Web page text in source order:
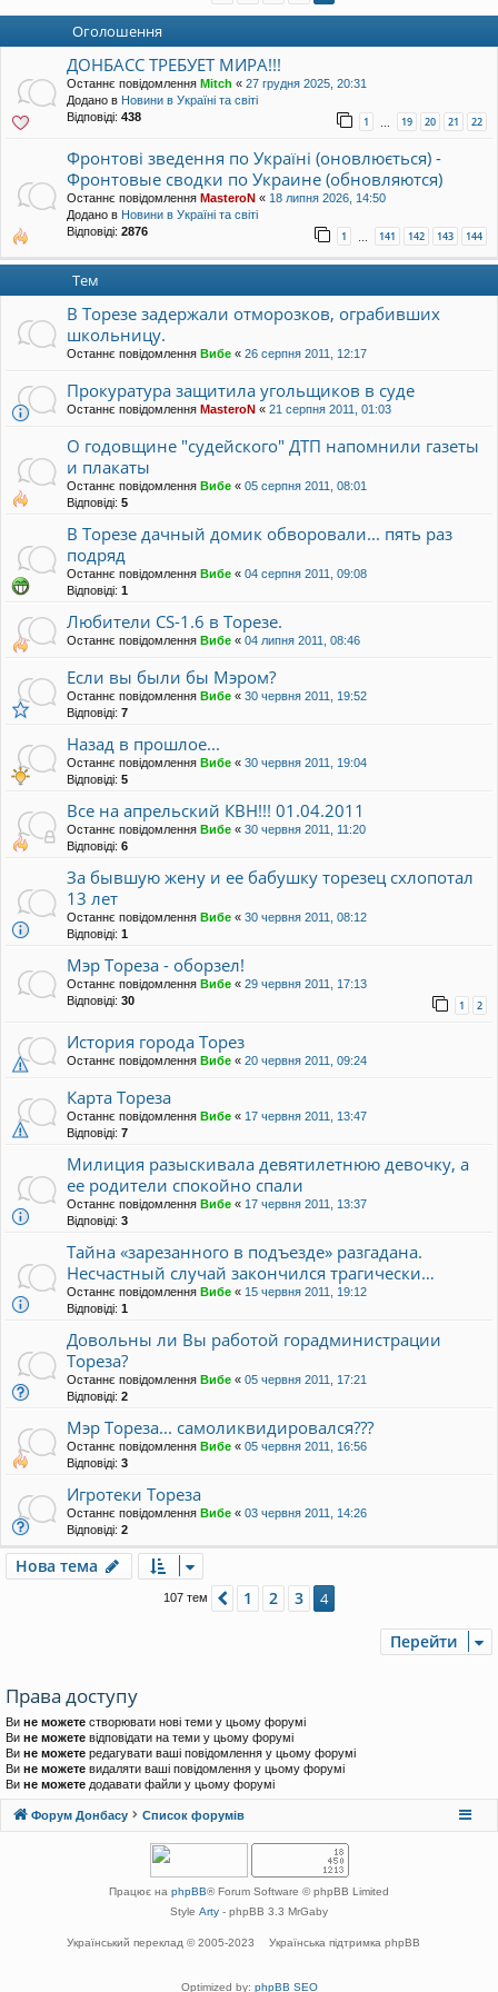
уп
Оголошення
ДОНБАСС ТРЕБУЕТ МИРА!!!
Останнє повідомлення Mitch « 27 грудня 2025, 20:31
Додано в Новини в Україні та світі
Відповіді: 438 1 … 19 20 21 22
Фронтові зведення по Україні (оновлюється) -
Фронтовые сводки по Украине (обновляются)
Останнє повідомлення MasteroN « 18 липня 2026, 14:50
Додано в Новини в Україні та світі
Відповіді: 2876 1 … 141 142 143 144
Тем
В Торезе задержали отморозков, ограбивших
школьницу.
Останнє повідомлення Вибе « 26 серпня 2011, 12:17
Прокуратура защитила угольщиков в суде
Останнє повідомлення MasteroN « 21 серпня 2011, 01:03
О годовщине "судейского" ДТП напомнили газеты
и плакаты
Останнє повідомлення Вибе « 05 серпня 2011, 08:01
Відповіді: 5
В Торезе дачный домик обворовали... пять раз
подряд
Останнє повідомлення Вибе « 04 серпня 2011, 09:08
Відповіді: 1
Любители СS-1.6 в Торезе.
Останнє повідомлення Вибе « 04 липня 2011, 08:46
Если вы были бы Мэром?
Останнє повідомлення Вибе « 30 червня 2011, 19:52
Відповіді: 7
Назад в прошлое...
Останнє повідомлення Вибе « 30 червня 2011, 19:04
Відповіді: 5
Все на апрельский КВН!!! 01.04.2011
Останнє повідомлення Вибе « 30 червня 2011, 11:20
Відповіді: 6
За бывшую жену и ее бабушку торезец схлопотал
13 лет
Останнє повідомлення Вибе « 30 червня 2011, 08:12
Відповіді: 1
Мэр Тореза - оборзел!
Останнє повідомлення Вибе « 29 червня 2011, 17:13
Відповіді: 30 1 2
История города Торез
Останнє повідомлення Вибе « 20 червня 2011, 09:24
Карта Тореза
Останнє повідомлення Вибе « 17 червня 2011, 13:47
Відповіді: 7
Милиция разыскивала девятилетнюю девочку, а
ее родители спокойно спали
Останнє повідомлення Вибе « 17 червня 2011, 13:37
Відповіді: 3
Тайна «зарезанного в подъезде» разгадана.
Несчастный случай закончился трагически…
Останнє повідомлення Вибе « 15 червня 2011, 19:12
Відповіді: 1
Довольны ли Вы работой горадминистрации
Тореза?
Останнє повідомлення Вибе « 05 червня 2011, 17:21
Відповіді: 2
Мэр Тореза... самоликвидировался???
Останнє повідомлення Вибе « 05 червня 2011, 16:56
Відповіді: 3
Игротеки Тореза
Останнє повідомлення Вибе « 03 червня 2011, 14:26
Відповіді: 2
Нова тема
107 тем Поперед.
1 2 3 4
Перейти
Права доступу
Ви не можете створювати нові теми у цьому форумі
Ви не можете відповідати на теми у цьому форумі
Ви не можете редагувати ваші повідомлення у цьому форумі
Ви не можете видаляти ваші повідомлення у цьому форумі
Ви не можете додавати файли у цьому форумі
Форум Донбасу Список форумів
Працює на phpBB® Forum Software © phpBB Limited
Style Arty - phpBB 3.3 MrGaby
Український переклад © 2005-2023 Українська підтримка phpBB
Optimized by: phpBB SEO